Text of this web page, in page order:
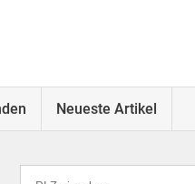
Neueste Artikel